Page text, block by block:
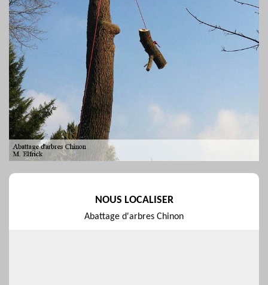
NOUS LOCALISER
Abattage d'arbres Chinon